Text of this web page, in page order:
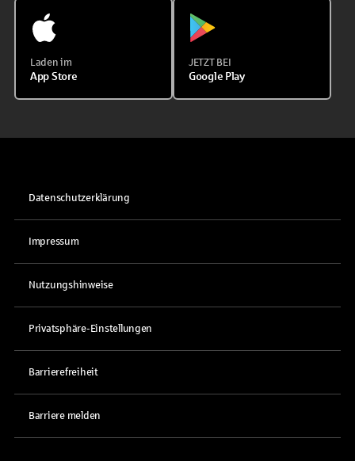
Laden im
App Store
JETZT BEI
Google Play
Datenschutzerklärung
Impressum
Nutzungshinweise
Privatsphäre-Einstellungen
Barrierefreiheit
Barriere melden